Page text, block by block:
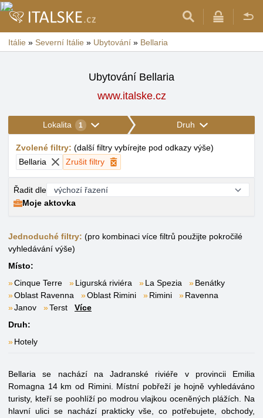
Itálie » Severní Itálie » Ubytování » Bellaria
Ubytování Bellaria
www.italske.cz
Lokalita 1 Druh
Zvolené filtry: (další filtry vybírejte pod odkazy výše)
Bellaria
Zrušit filtry
Řadit dle
Moje aktovka
Jednoduché filtry: (pro kombinaci více filtrů použijte pokročilé
vyhledávání výše)
Místo:
Cinque Terre
Ligurská riviéra La Spezia
Benátky
Oblast Ravenna
Oblast Rimini Rimini
Ravenna
Janov
Terst
Více
Druh:
Hotely
Bellaria se nachází na Jadranské riviéře v provincii Emilia
Romagna 14 km od Rimini. Místní pobřeží je hojně vyhledáváno
turisty, kteří se poohlíží po modrou vlajkou oceněných plážích. Na
hlavní ulici se nachází prakticky vše, co potřebujete, obchody,